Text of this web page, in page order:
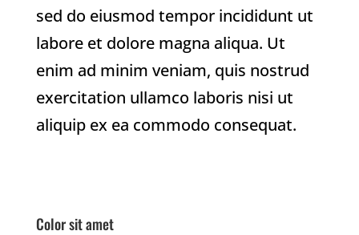
sed do eiusmod tempor incididunt ut
labore et dolore magna aliqua. Ut
enim ad minim veniam, quis nostrud
exercitation ullamco laboris nisi ut
aliquip ex ea commodo consequat.
Color sit amet